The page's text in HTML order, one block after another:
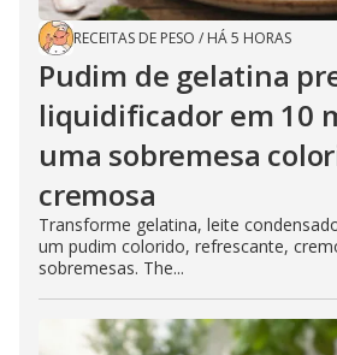
RECEITAS DE PESO / HÁ 5 HORAS
Pudim de gelatina
liquidificador em 10
uma sobremesa
cremosa
Transforme gelatina, leite
um pudim colorido, refrescante,
sobremesas. The...